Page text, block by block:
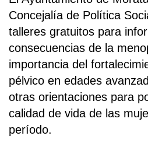
Concejalía de Política
talleres gratuitos para
consecuencias de la
importancia del
pélvico en edades
otras orientaciones para
calidad de vida de las
período.